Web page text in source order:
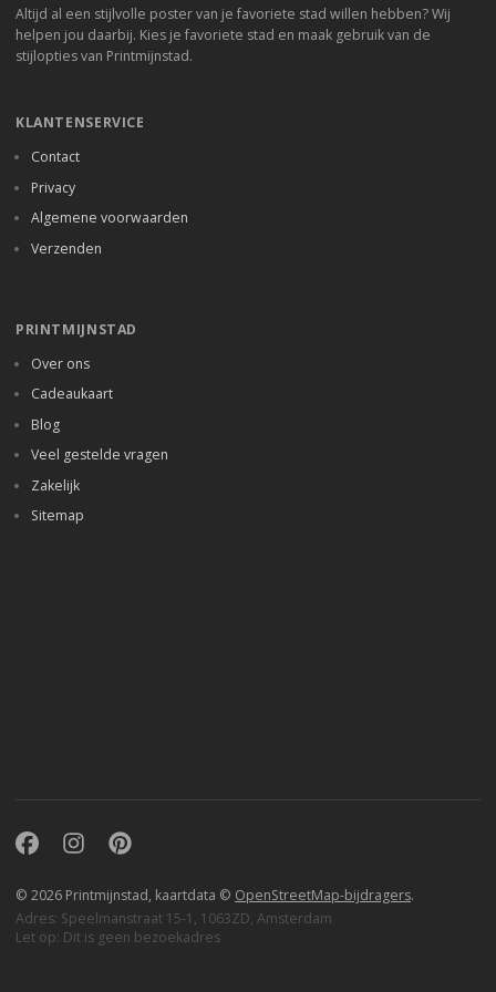
Altijd al een stijlvolle poster van je favoriete stad willen hebben? Wij
helpen jou daarbij. Kies je favoriete stad en maak gebruik van de
stijlopties van Printmijnstad.
KLANTENSERVICE
Contact
Privacy
Algemene voorwaarden
Verzenden
PRINTMIJNSTAD
Over ons
Cadeaukaart
Blog
Veel gestelde vragen
Zakelijk
Sitemap
FacebookInstagramPinterest
© 2026 Printmijnstad, kaartdata © OpenStreetMap-bijdragers.
Adres: Speelmanstraat 15-1, 1063ZD, Amsterdam
Let op: Dit is geen bezoekadres